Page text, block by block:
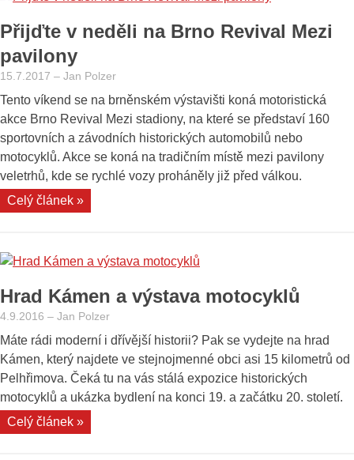
autoveteránů
Přijďte v neděli na Brno Revival Mezi
pavilony
15.7.2017 – Jan Polzer
Tento víkend se na brněnském výstavišti koná motoristická
akce Brno Revival Mezi stadiony, na které se představí 160
sportovních a závodních historických automobilů nebo
motocyklů. Akce se koná na tradičním místě mezi pavilony
veletrhů, kde se rychlé vozy proháněly již před válkou.
Celý článek »„Přijďte
Brno
Mezi
pavilony“
Hrad Kámen a výstava motocyklů
4.9.2016 – Jan Polzer
Máte rádi moderní i dřívější historii? Pak se vydejte na hrad
Kámen, který najdete ve stejnojmenné obci asi 15 kilometrů od
Pelhřimova. Čeká tu na vás stálá expozice historických
motocyklů a ukázka bydlení na konci 19. a začátku 20. století.
Celý článek »„Hrad